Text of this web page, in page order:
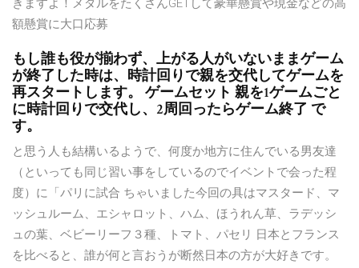
きますよ！メダルをたくさんGETして豪華懸賞や現金などの高
額懸賞に大口応募
もし誰も役が揃わず、上がる人がいないままゲーム
が終了した時は、時計回りで親を交代してゲームを
再スタートします。 ゲームセット 親を1ゲームごと
に時計回りで交代し、2周回ったらゲーム終了 で
す。
と思う人も結構いるようで、何度か地方に住んでいる男友達
（といっても同じ習い事をしているのでイベントで会った程
度）に「パリに試合 ちゃいました今回の具はマスタード、マ
ッシュルーム、エシャロット、ハム、ほうれん草、ラデッシ
ュの葉、ベビーリーフ３種、トマト、パセリ 日本とフランス
を比べると、誰が何と言おうが断然日本の方が大好きです。